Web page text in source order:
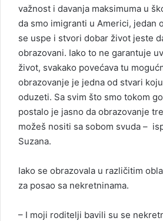
važnost i davanja maksimuma u
da smo imigranti u Americi, jedan
se uspe i stvori dobar život jeste
obrazovani. Iako to ne garantuje
život, svakako povećava tu
obrazovanje je jedna od stvari
oduzeti. Sa svim što smo tokom
postalo je jasno da obrazovanje
možeš nositi sa sobom svuda –
Suzana.
Iako se obrazovala u različitim
za posao sa nekretninama.
– I moji roditelji bavili su se